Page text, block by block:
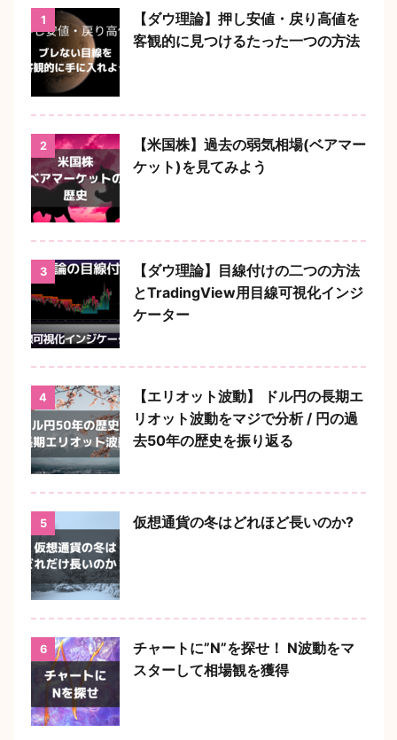
1
【ダウ理論】押し安値・戻り高値を
客観的に見つけるたった一つの方法
2
【米国株】過去の弱気相場(ベアマー
ケット)を見てみよう
3
【ダウ理論】目線付けの二つの方法
とTradingView用目線可視化インジ
ケーター
4
【エリオット波動】 ドル円の長期エ
リオット波動をマジで分析 / 円の過
去50年の歴史を振り返る
5 仮想通貨の冬はどれほど長いのか?
6
チャートに”N”を探せ！ N波動をマ
スターして相場観を獲得